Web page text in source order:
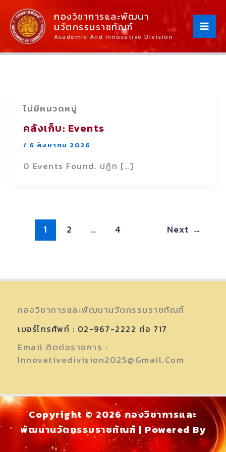
Content
Content
กองวิชาการและพัฒนา
นวัตกรรมราชทัณฑ์
Academic And Innovative Division
ไม่มีหมวดหมู่
คลังเก็บ: Events
/ 6 สิงหาคม 2026
0 Events Found. ปฏิท […]
1 2 … 4 Next →
กองวิชาการและพัฒนานวัตกรรมราชทัณฑ์
เบอร์โทรศัพท์ : 02-967-2222 ต่อ 717
Email ติดต่อราชการ :
Innovativedivision2025@gmail.com
Copyright © 2026 กองวิชาการและ
พัฒนานวัตกรรมราชทัณฑ์ | Powered By